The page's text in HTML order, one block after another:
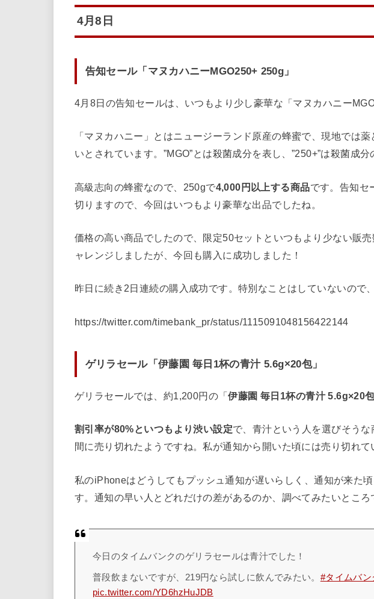
4月8日
告知セール「マヌカハニーMGO250+ 250g」
4月8日の告知セールは、 いつもより少し豪華な「マヌカハニー
「マヌカハニー」とはニュージーランド原産の蜂蜜で、現地では
いとされています。”MGO”とは殺菌成分を表し、”250+”は殺菌成分
高級志向の蜂蜜なので、250gで4,000円以上する商品です。告知セ
切りますので、今回はいつもより豪華な出品でしたね。
価格の高い商品でしたので、限定50セットといつもより少ない販
ャレンジしましたが、今回も購入に成功しました！
昨日に続き2日連続の購入成功です。特別なことはしていないので
https://twitter.com/timebank_pr/status/1115091048156422144
ゲリラセール「伊藤園 毎日1杯の青汁 5.6g×20包」
ゲリラセールでは、約1,200円の「伊藤園 毎日1杯の青汁 5.6g×20
割引率が80%といつもより渋い設定で、青汁という人を選びそう
間に売り切れたようですね。私が通知から開いた頃には売り切れて
私のiPhoneはどうしてもプッシュ通知が遅いらしく、通知が来た
す。通知の早い人とどれだけの差があるのか、調べてみたいところ
今日のタイムバンクのゲリラセールは青汁でした！
普段飲まないですが、219円なら試しに飲んでみたい。 #タイムバン
pic.twitter.com/YD6hzHuJDB